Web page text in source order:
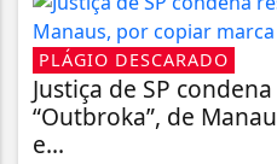
PLÁGIO DESCARADO
Justiça de SP
“Outbroka”, de
e...